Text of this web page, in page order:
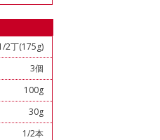
2丁(175g)
3個
100g
30g
1/2本